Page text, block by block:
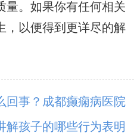
量。如果你有任何相关
，以便得到更详尽的解
回事？成都癫痫病医院
解孩子的哪些行为表明